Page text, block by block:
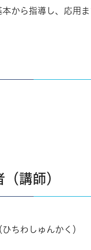
から指導し、応用ま
（講師）
ちわしゅんかく）